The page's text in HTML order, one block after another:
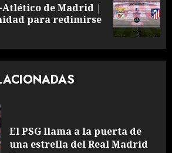
de Madrid |
para redimirse
El PSG llama a la puerta de
una estrella del Real Madrid